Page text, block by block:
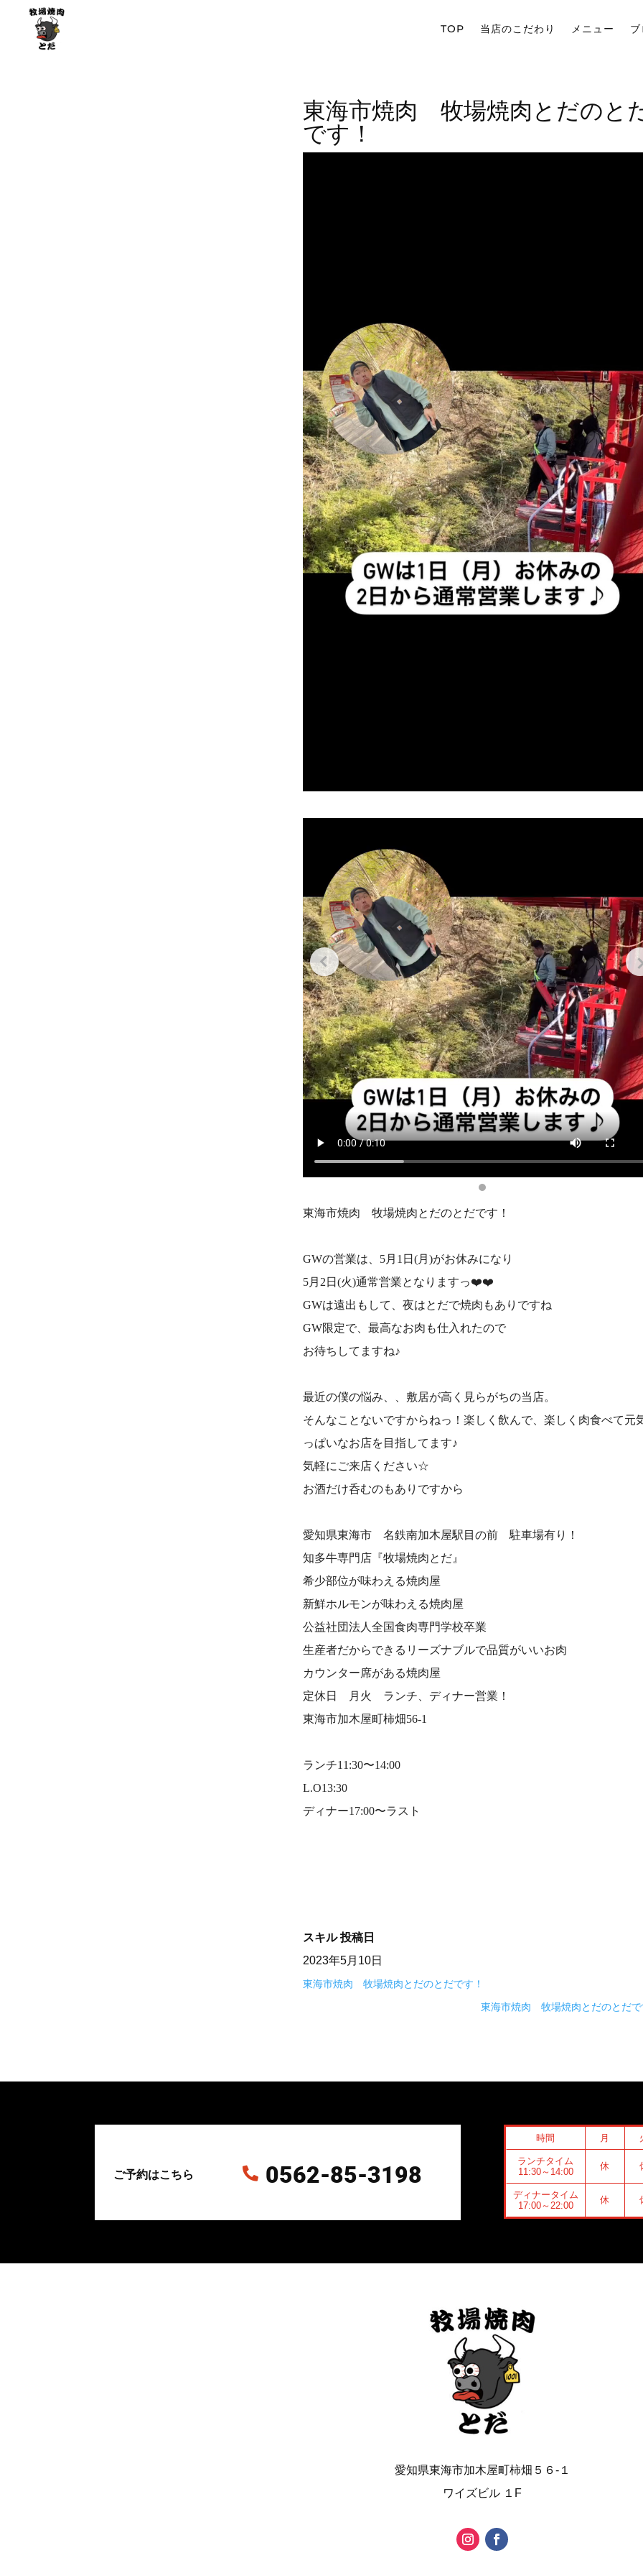
TOP 当店のこだわり メニュー
東海市焼肉 牧場焼肉とだのと
です！
東海市焼肉 牧場焼肉とだのとだです！
GWの営業は、5月1日(月)がお休みになり
5月2日(火)通常営業となりますっ❤️❤️
GWは遠出もして、夜はとだで焼肉もありですね
GW限定で、最高なお肉も仕入れたので
お待ちしてますね♪
最近の僕の悩み、、敷居が高く見らがちの当店。
そんなことないですからねっ！楽しく飲んで、楽しく肉食べて元
っぱいなお店を目指してます♪
気軽にご来店ください☆
お酒だけ呑むのもありですから
愛知県東海市 名鉄南加木屋駅目の前 駐車場有り！⠀
知多牛専門店『牧場焼肉とだ』⠀
希少部位が味わえる焼肉屋⠀
新鮮ホルモンが味わえる焼肉屋⠀
公益社団法人全国食肉専門学校卒業⠀
生産者だからできるリーズナブルで品質がいいお肉⠀
カウンター席がある焼肉屋⠀
定休日 月火 ランチ、ディナー営業！⠀
東海市加木屋町柿畑56-1⠀
ランチ11:30〜14:00⠀
L.O13:30⠀
ディナー17:00〜ラスト⠀
スキル 投稿日
2023年5月10日
東海市焼肉 牧場焼肉とだのとだです！
東海市焼肉 牧場焼肉とだのとだで
ご予約はこちら  0562-85-3198
時間 月
ランチタイム
11:30～14:00
休
ディナータイム
17:00～22:00
休
愛知県東海市加木屋町柿畑５６-１
ワイズビル １F